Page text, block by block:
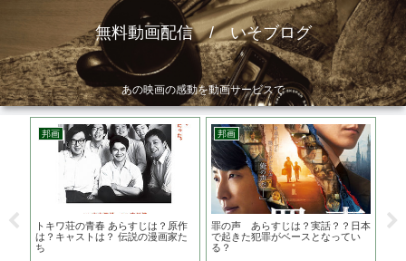
無料動画配信 / いそブログ
あの映画の感動を動画サービスで
あ
邦画
トキワ荘の青春 あらすじは？原作
は？キャストは？ 伝説の漫画家た
ち
邦画
罪の声 あらすじは？実話？？日本
で起きた犯罪がベースとなってい
る？
食